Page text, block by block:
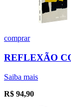
comprar
REFLEXÃO
Saiba mais
R$ 94,90